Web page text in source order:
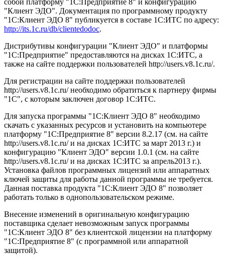
"Клиент ЭДО". Документация по программному продукту
"1С:Клиент ЭДО 8" публикуется в составе 1С:ИТС по адресу:
http://its.1c.ru/db/clientedodoc.
Дистрибутивы конфигурации "Клиент ЭДО" и платформы
"1С:Предприятие" предоставляются на дисках 1С:ИТС, а
также на сайте поддержки пользователей http://users.v8.1c.ru/.
Для регистрации на сайте поддержки пользователей
http://users.v8.1c.ru/ необходимо обратиться к партнеру фирмы
"1С", с которым заключен договор 1С:ИТС.
Для запуска программы "1С:Клиент ЭДО 8" необходимо
скачать с указанных ресурсов и установить на компьютере
платформу "1С:Предприятие 8" версии 8.2.17 (см. на сайте
http://users.v8.1c.ru/ и на дисках 1С:ИТС за март 2013 г.) и
конфигурацию "Клиент ЭДО" версии 1.0.1 (см. на сайте
http://users.v8.1c.ru/ и на дисках 1С:ИТС за апрель2013 г.).
Установка файлов программных лицензий или аппаратных
ключей защиты для работы данной программы не требуется.
Данная поставка продукта "1С:Клиент ЭДО 8" позволяет
работать только в однопользовательском режиме.
Внесение изменений в оригинальную конфигурацию
поставщика сделает невозможным запуск программы
"1С:Клиент ЭДО 8" без клиентской лицензии на платформу
"1С:Предприятие 8" (с программной или аппаратной
защитой).